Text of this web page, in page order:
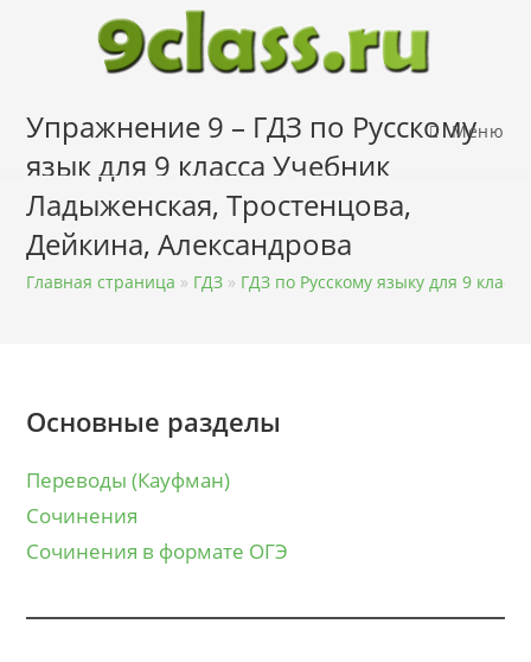
содержимому
Меню
Упражнение 9 – ГДЗ по Русскому
язык для 9 класса Учебник
Ладыженская, Тростенцова,
Дейкина, Александрова
Главная страница » ГДЗ » ГДЗ по Русскому языку для 9 класса
Основные разделы
Переводы (Кауфман)
Сочинения
Сочинения в формате ОГЭ